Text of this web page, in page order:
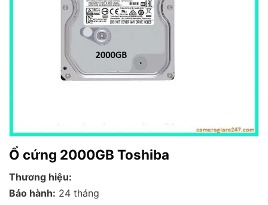
Ổ cứng 2000GB Toshiba
Thương hiệu:
Bảo hành: 24 tháng